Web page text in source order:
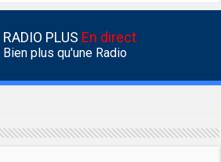
RADIO PLUS En direct
Bien plus qu'une Radio